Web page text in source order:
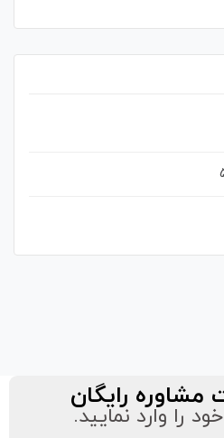
رایگان
را وارد نمایید.